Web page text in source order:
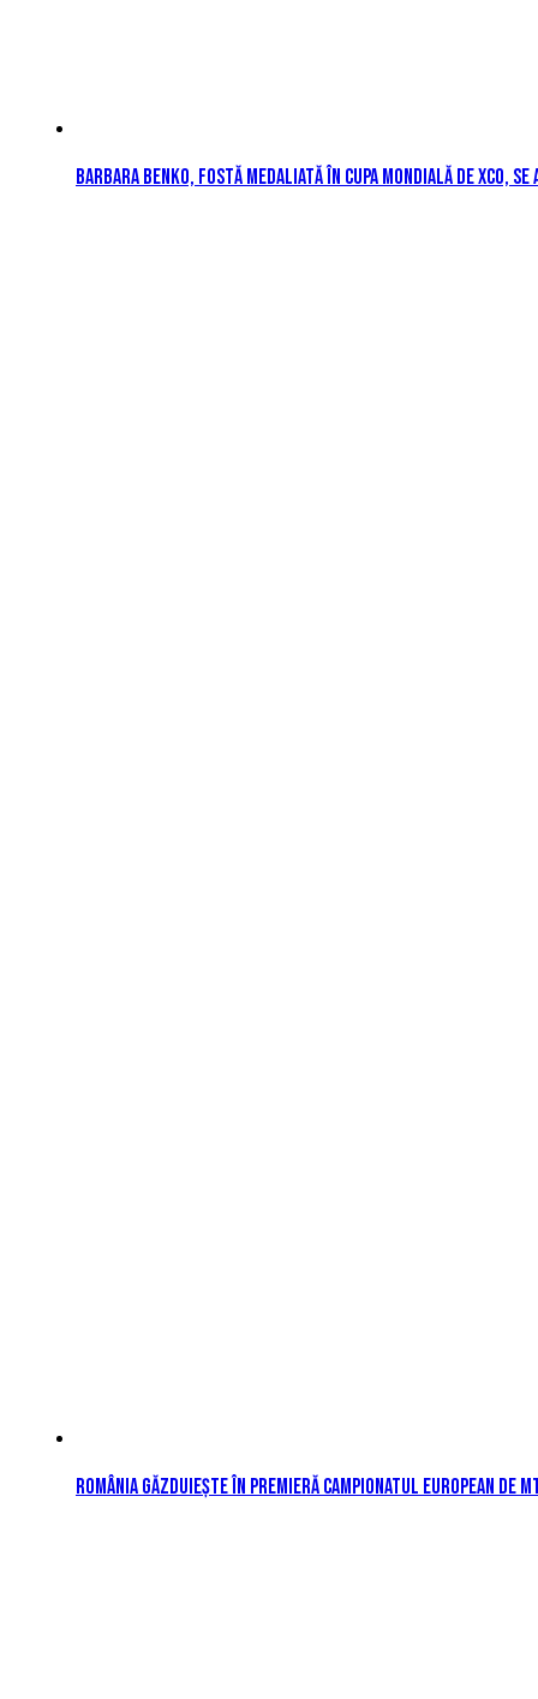
Barbara Benko, fostă medaliată în Cupa Mondială de
România găzduiește în premieră Campionatul European de